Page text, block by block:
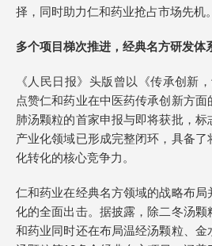
择，同时助力仁和药业抢占市场先机。
多个项目 梯次推进 ， 经典名方研发体
《人民日报》头版曾以《传承创新
点赞仁和药业在中医药传承创新方
肺汤颗粒的首家申报与即将获批，
产业化领域已形成完整闭环，具备
化转化的核心竞争力。
仁和药业在经典名方领域的战略布局
化的全面出击。据披露，除二冬汤颗
和药业同时还在布局温经汤颗粒、金